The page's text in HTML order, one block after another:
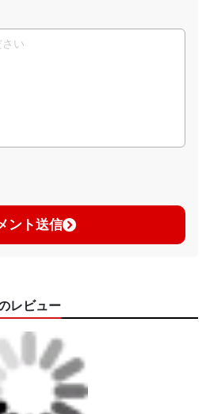
ント送信
レビュー